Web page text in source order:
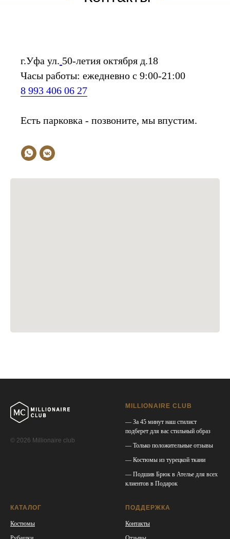
г.Уфа ул. 50-летия октября д.18
Часы работы: ежедневно с 9:00-21:00
8 993 406 06 27
Есть парковка - позвоните, мы впустим.
© 2026 Millionaire club
MILLIONAIRE CLUB
— За 45 минут наш стилист
подберет для вас стильный образ
— Только положительные отзывы
— Костюмы из турецкой ткани
— Подшив Брюк в Ателье для всех
клиентов в Подарок
КАТАЛОГ
Костюмы
ПОДДЕРЖКА
Контакты